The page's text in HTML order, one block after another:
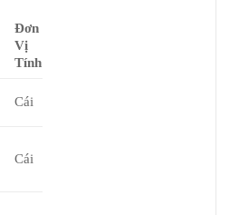
Đơn
Vị
Tính
Cái
Cái